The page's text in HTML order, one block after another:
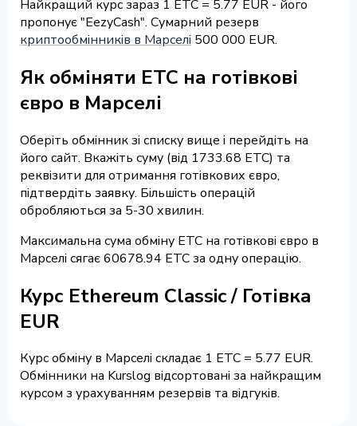
Найкращий курс зараз 1 ETC = 5.77 EUR - його
пропонує "EezyCash". Сумарний резерв
криптообмінників в Марселі 500 000 EUR.
Як обміняти ETC на готівкові
євро в Марселі
Оберіть обмінник зі списку вище і перейдіть на
його сайт. Вкажіть суму (від 1733.68 ETC) та
реквізити для отримання готівкових євро,
підтвердіть заявку. Більшість операцій
обробляються за 5-30 хвилин.
Максимальна сума обміну ETC на готівкові євро в
Марселі сягає 60678.94 ETC за одну операцію.
Курс Ethereum Classic / Готівка
EUR
Курс обміну в Марселі складає 1 ETC = 5.77 EUR.
Обмінники на Kurslog відсортовані за найкращим
курсом з урахуванням резервів та відгуків.